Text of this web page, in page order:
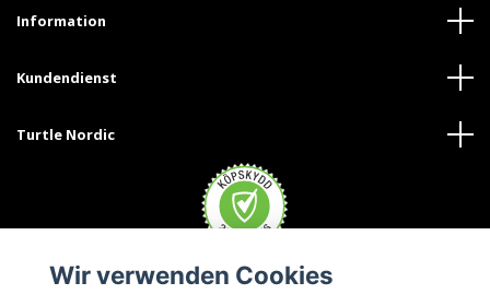
Information
Kundendienst
Turtle Nordic
Wir verwenden Cookies